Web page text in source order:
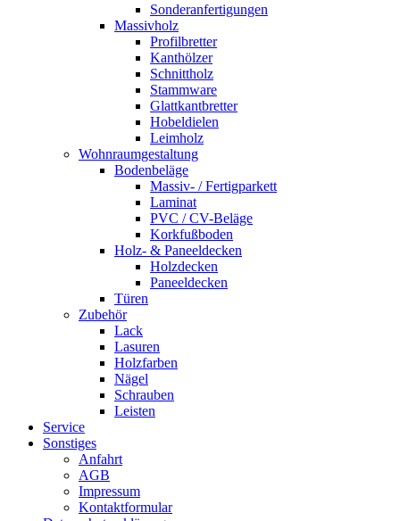
Sonderanfertigungen
Massivholz
Profilbretter
Kanthölzer
Schnittholz
Stammware
Glattkantbretter
Hobeldielen
Leimholz
Wohnraumgestaltung
Bodenbeläge
Massiv- / Fertigparkett
Laminat
PVC / CV-Beläge
Korkfußboden
Holz- & Paneeldecken
Holzdecken
Paneeldecken
Türen
Zubehör
Lack
Lasuren
Holzfarben
Nägel
Schrauben
Leisten
Service
Sonstiges
Anfahrt
AGB
Impressum
Kontaktformular